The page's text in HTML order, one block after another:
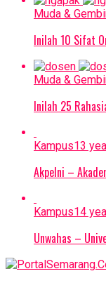
Muda &
Inilah 10 Sifat
Muda &
Inilah 25
Kampus13
Akpelni –
Kampus14
Unwahas –